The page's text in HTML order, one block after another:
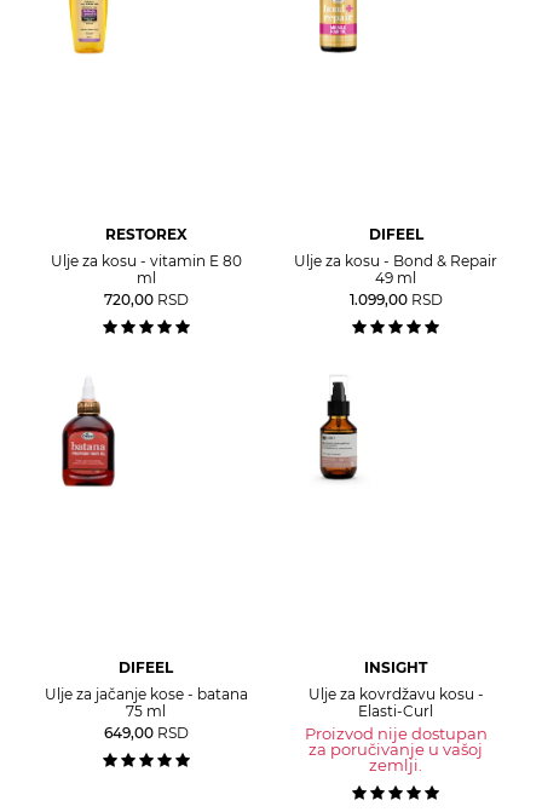
RESTOREX
Ulje za kosu - vitamin E 80
ml
720,00 RSD
DIFEEL
Ulje za kosu - Bond & Repair
49 ml
1.099,00 RSD
DIFEEL
Ulje za jačanje kose - batana
75 ml
649,00 RSD
INSIGHT
Ulje za kovrdžavu kosu -
Elasti-Curl
Proizvod nije dostupan
za poručivanje u vašoj
zemlji.